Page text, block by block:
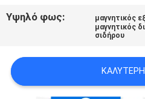
ΕΙΔΉΣΕΙΣ
ΓΝΏΣΗ
Υψηλό φως:
μαγνητικός
μαγνητικός
σιδήρου